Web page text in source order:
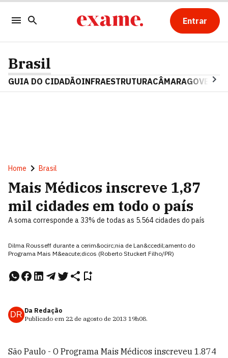
Entrar
Brasil
GUIA DO CIDADÃOINFRAESTRUTURACÂMARAGOVERNO
Home Brasil
Mais Médicos inscreve 1,87
mil cidades em todo o país
A soma corresponde a 33% de todas as 5.564 cidades do país
Dilma Rousseff durante a cerim&ocirc;nia de Lan&ccedil;amento do
Programa Mais M&eacute;dicos (Roberto Stuckert Filho/PR)
DR Da Redação
Publicado em 22 de agosto de 2013 19h08.
São Paulo - O Programa Mais Médicos inscreveu 1.874